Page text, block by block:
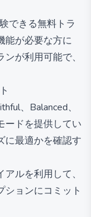
できる無料トラ
能が必要な方に
が利用可能で、
、Balanced、
ードを提供してい
に最適かを確認す
ルを利用して、
ョンにコミット